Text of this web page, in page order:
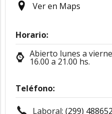
Ver en Maps
Horario:
Abierto lunes a
16.00 a 21.00 hs.
Teléfono:
Laboral: (299)